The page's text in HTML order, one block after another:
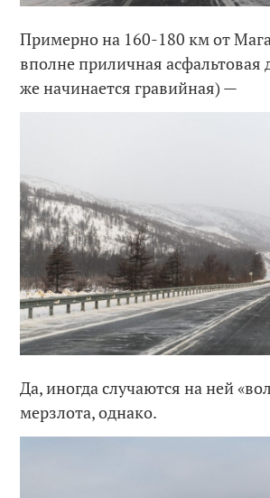
Примерно на 160-180 км от
вполне приличная асфальтовая
же начинается гравийная) —
Да, иногда случаются на ней
мерзлота, однако.